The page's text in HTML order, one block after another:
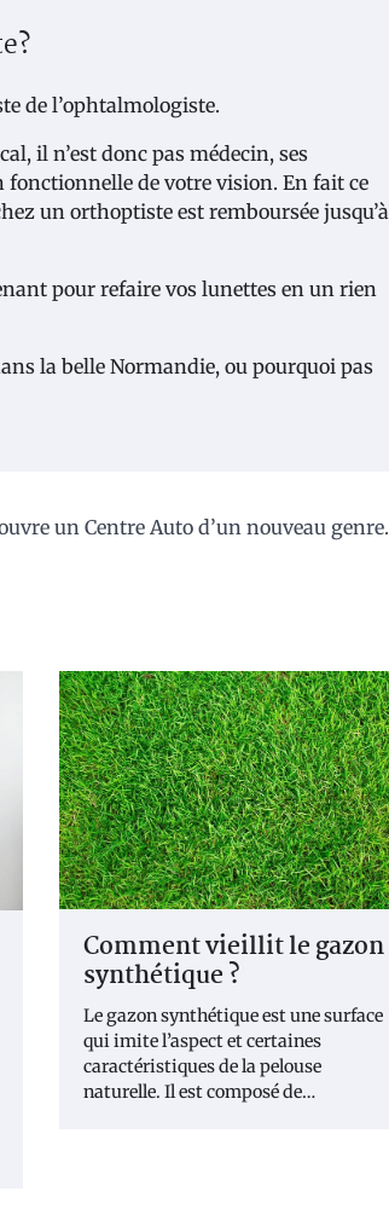
de l’ophtalmologiste.
il n’est donc pas médecin, ses
fonctionnelle de votre vision. En fait ce
un orthoptiste est remboursée jusqu’à
pour refaire vos lunettes en un rien
la belle Normandie, ou pourquoi pas
un Centre Auto d’un nouveau genre.
Comment vieillit le gazon
synthétique ?
Le gazon synthétique est une surface
qui imite l’aspect et certaines
caractéristiques de la pelouse
naturelle. Il est composé de…